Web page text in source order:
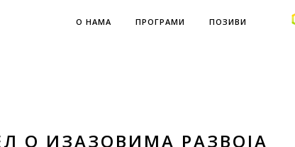
О НАМА ПРОГРАМИ ПОЗИВИ
О ИЗАЗОВИМА РАЗВОЈА